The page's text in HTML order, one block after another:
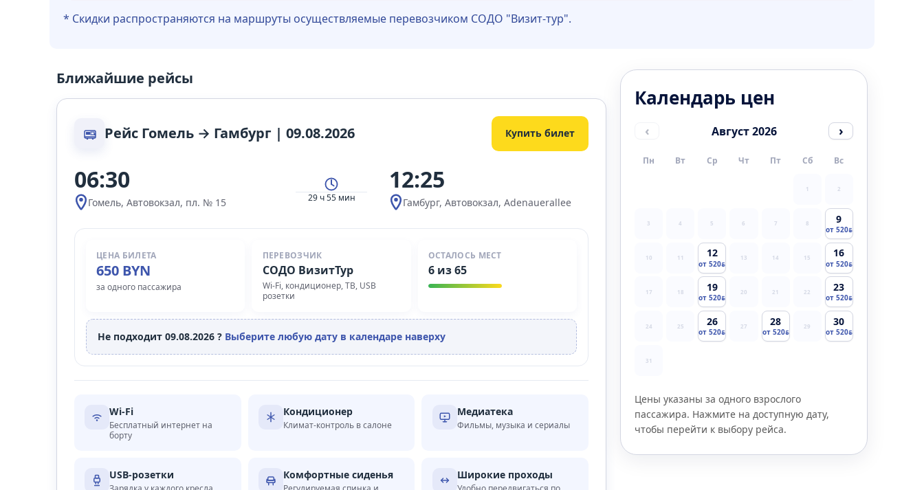
* Скидки распространяются на маршруты осуществляемые перевозчиком СОДО "Визит-тур".
Ближайшие рейсы
Рейс Гомель → Гамбург | 09.08.2026 Купить билет
06:30
Гомель, Автовокзал, пл. № 15 29 ч 55 мин
12:25
Гамбург, Автовокзал, Adenauerallee
ЦЕНА БИЛЕТА
650 BYN
за одного пассажира
ПЕРЕВОЗЧИК
СОДО ВизитТур
Wi‑Fi, кондиционер, ТВ, USB
розетки
ОСТАЛОСЬ МЕСТ
6 из 65
Не подходит 09.08.2026 ? Выберите любую дату в календаре наверху
Wi‑Fi
Бесплатный интернет на
борту
Кондиционер
Климат-контроль в салоне
Медиатека
Фильмы, музыка и сериалы
USB-розетки Комфортные сиденья Широкие проходы
Календарь цен
‹ Август 2026 ›
Пн Вт Ср Чт Пт Сб Вс
1 2
3 4 5 6 7 8 9
от 520
10 11 12
от 520
13 14 15 16
от 520
17 18 19
от 520
20 21 22 23
от 520
24 25 26
от 520
27 28
от 520
29 30
от 520
31
Цены указаны за одного взрослого
пассажира. Нажмите на доступную дату,
чтобы перейти к выбору рейса.